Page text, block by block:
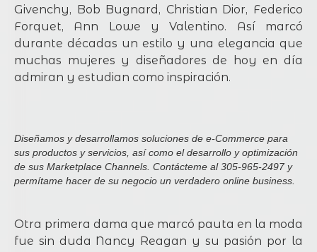
Givenchy, Bob Bugnard, Christian Dior, Federico
Forquet, Ann Lowe y Valentino. Así marcó
durante décadas un estilo y una elegancia que
muchas mujeres y diseñadores de hoy en día
admiran y estudian como inspiración.
Diseñamos y desarrollamos soluciones de e-Commerce para
sus productos y servicios, así como el desarrollo y optimización
de sus Marketplace Channels. Contácteme al 305-965-2497 y
permítame hacer de su negocio un verdadero online business.
Otra primera dama que marcó pauta en la moda
fue sin duda Nancy Reagan y su pasión por la